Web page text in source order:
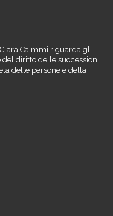
Clara Caimmi riguarda gli
diritto delle successioni,
delle persone e della